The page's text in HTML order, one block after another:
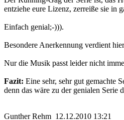
entziehe eure Lizenz, zerreiße sie in
Einfach genial;-))).
Besondere Anerkennung verdient
Nur die Musik passt leider nicht
Fazit: Eine sehr, sehr gut gemachte
denn das wäre zu der genialen
Gunther Rehm 12.12.2010 13:21